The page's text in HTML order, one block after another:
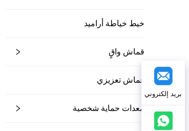
خيط خياطة أراميد
قماش واقٍ
قماش تعزيزي
معدات حماية شخصية
بريد إلكتروني